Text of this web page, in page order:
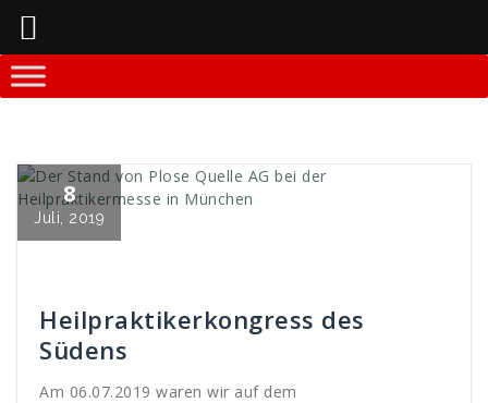
Springe
zum
8
Juli, 2019
Mitja Lenz
Heilpraktikerkongress des
Südens
Am 06.07.2019 waren wir auf dem